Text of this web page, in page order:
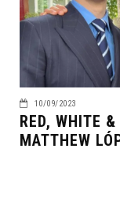
10/09/2023
RED, WHITE
MATTHEW